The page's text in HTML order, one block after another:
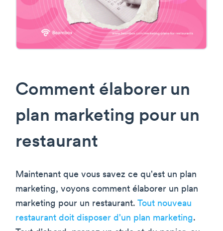
Comment élaborer un
plan marketing pour un
restaurant
Maintenant que vous savez ce qu'est un plan
marketing, voyons comment élaborer un plan
marketing pour un restaurant. Tout nouveau
restaurant doit disposer d'un plan marketing.